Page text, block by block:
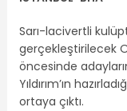
Sarı-lacivertli
gerçekleştirilecek
öncesinde
Yıldırım’ın
ortaya çıktı.